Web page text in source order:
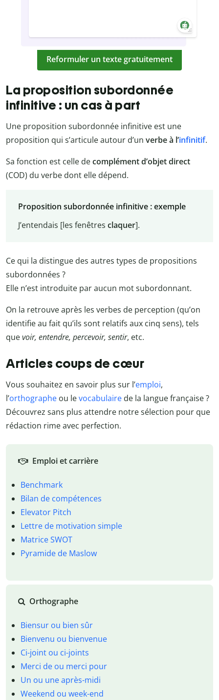
Reformuler un texte gratuitement
La proposition subordonnée
infinitive : un cas à part
Une proposition subordonnée infinitive est une
proposition qui s’articule autour d’un verbe à l’infinitif.
Sa fonction est celle decomplément d’objet direct
(COD) du verbe dont elle dépend.
Proposition subordonnée infinitive : exemple
J’entendais [les fenêtres claquer].
Ce qui la distingue des autres types de propositions
subordonnées ?
Elle n’est introduite par aucun mot subordonnant.
On la retrouve après les verbes de perception (qu’on
identifie au fait qu’ils sont relatifs aux cinq sens), tels
quevoir, entendre, percevoir, sentir, etc.
Articles coups de cœur
Vous souhaitez en savoir plus sur l’emploi,
l’orthographe ou levocabulaire de la langue française ?
Découvrez sans plus attendre notre sélection pour que
rédaction rime avec perfection.
Emploi et carrière
Benchmark
Bilan de compétences
Elevator Pitch
Lettre de motivation simple
Matrice SWOT
Pyramide de Maslow
Orthographe
Biensur ou bien sûr
Bienvenu ou bienvenue
Ci-joint ou ci-joints
Merci de ou merci pour
Un ou une après-midi
Weekend ou week-end